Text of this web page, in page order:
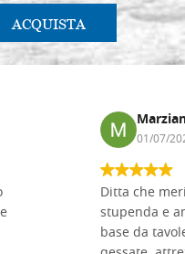
ACQUISTA
01/07/
Ditta che
stupenda e
base da